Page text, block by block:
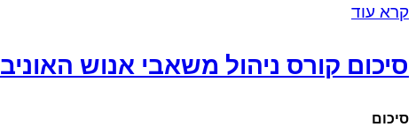
קרא עוד
סיכום קורס ניהול משאבי אנוש
סיכום